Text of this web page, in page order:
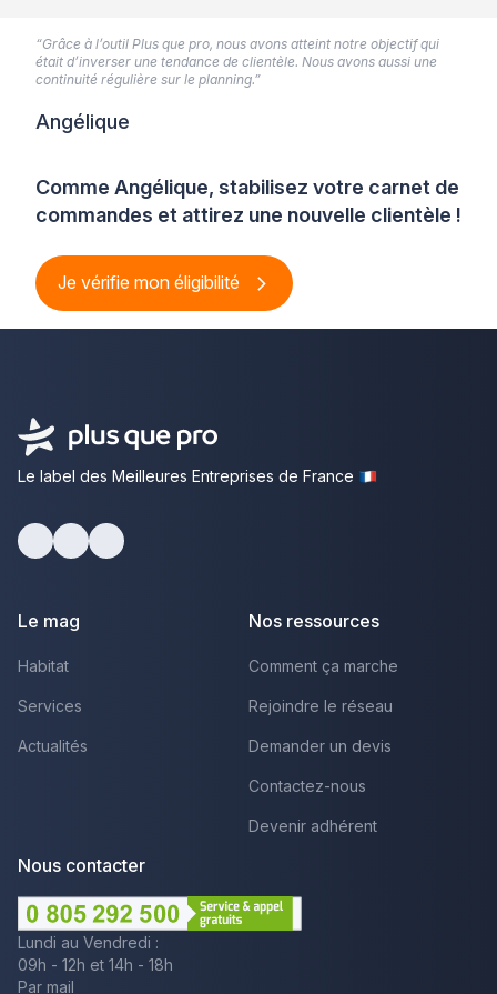
Comme Angélique, stabilisez votre carnet de
commandes et attirez une nouvelle clientèle !
Je vérifie mon éligibilité
“Grâce à l’outil Plus que pro, nous avons atteint notre objectif qui
était d’inverser une tendance de clientèle. Nous avons aussi une
continuité régulière sur le planning.”
Angélique
Le label des Meilleures Entreprises de France
Le mag
Habitat
Services
Actualités
Nos ressources
Comment ça marche
Rejoindre le réseau
Demander un devis
Contactez-nous
Devenir adhérent
Nous contacter
Lundi au Vendredi :
09h - 12h et 14h - 18h
Par mail